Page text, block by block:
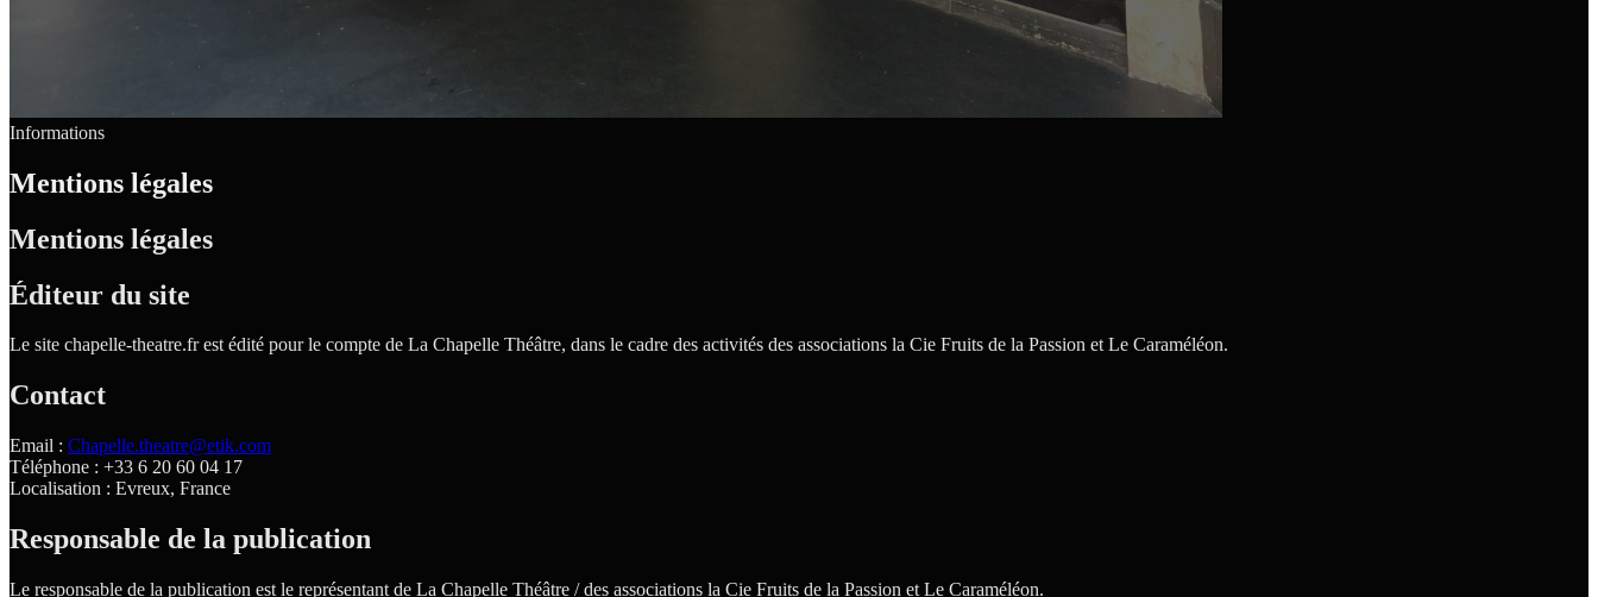
Informations
Mentions légales
Mentions légales
Éditeur du site
Le site chapelle-theatre.fr est édité pour le compte de La Chapelle Théâtre, dans le cadre des activités des associations la Cie Fruits de la Passion et Le Caraméléon.
Contact
Email : Chapelle.theatre@etik.com
Téléphone : +33 6 20 60 04 17
Localisation : Evreux, France
Responsable de la publication
Le responsable de la publication est le représentant de La Chapelle Théâtre / des associations la Cie Fruits de la Passion et Le Caraméléon.